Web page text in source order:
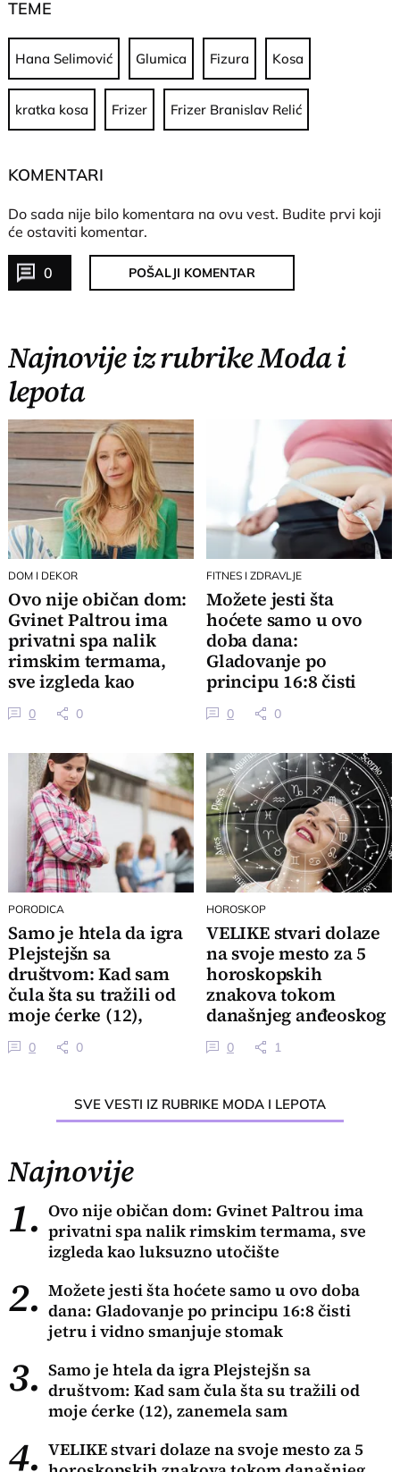
TEME
Hana Selimović Glumica Fizura Kosa
kratka kosa Frizer Frizer Branislav Relić
KOMENTARI
Do sada nije bilo komentara na ovu vest. Budite prvi koji
će ostaviti komentar.
0 POŠALJI KOMENTAR
Najnovije iz rubrike Moda i
lepota
DOM I DEKOR
Ovo nije običan dom:
Gvinet Paltrou ima
privatni spa nalik
rimskim termama,
sve izgleda kao
luksuzno utočište
0 0
FITNES I ZDRAVLJE
Možete jesti šta
hoćete samo u ovo
doba dana:
Gladovanje po
principu 16:8 čisti
jetru i vidno smanjuje
stomak
0 0
PORODICA
Samo je htela da igra
Plejstejšn sa
društvom: Kad sam
čula šta su tražili od
moje ćerke (12),
zanemela sam
0 0
HOROSKOP
VELIKE stvari dolaze
na svoje mesto za 5
horoskopskih
znakova tokom
današnjeg anđeoskog
broja 8/6
0 1
SVE VESTI IZ RUBRIKE MODA I LEPOTA
Najnovije
1. Ovo nije običan dom: Gvinet Paltrou ima
privatni spa nalik rimskim termama, sve
izgleda kao luksuzno utočište
2. Možete jesti šta hoćete samo u ovo doba
dana: Gladovanje po principu 16:8 čisti
jetru i vidno smanjuje stomak
3. Samo je htela da igra Plejstejšn sa
društvom: Kad sam čula šta su tražili od
moje ćerke (12), zanemela sam
4. VELIKE stvari dolaze na svoje mesto za 5